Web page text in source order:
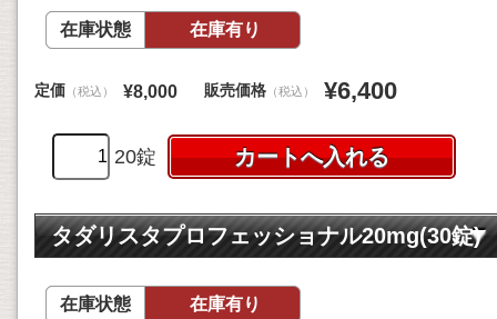
在庫状態 在庫有り
定価 （税込） ¥8,000 販売価格 （税込） ¥6,400
20錠
タダリスタプロフェッショナル20mg(30錠)
在庫状態 在庫有り